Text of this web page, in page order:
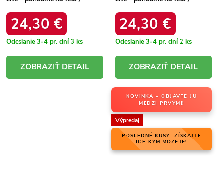
24,30 €
Odoslanie 3-4 pr. dní3 ks
DETAIL
24,30 €
Odoslanie 3-4 pr. dní2 ks
DETAIL
NOVINKA – OBJAVTE JU
MEDZI PRVÝMI!
Výpredaj
POSLEDNÉ KUSY- ZÍSKAJTE
ICH KÝM MÔŽETE!